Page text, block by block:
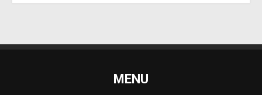
MENU